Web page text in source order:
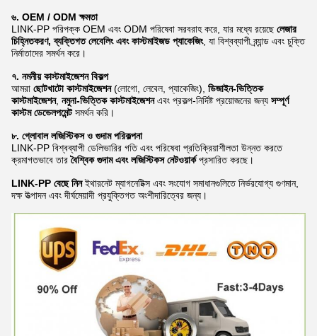
৬. OEM / ODM ক্ষমতা
LINK-PP পরিপক্ক OEM এবং ODM পরিষেবা সরবরাহ করে, যার মধ্যে রয়েছে লেজার
চিহ্নিতকরণ, ব্যক্তিগত লেবেলিং এবং কাস্টমাইজড প্যাকেজিং, যা বিশ্বব্যাপী ব্র্যান্ড এবং চুক্তি
নির্মাতাদের সমর্থন করে।
৭. নমনীয় কাস্টমাইজেশন বিকল্প
আমরা ছোটখাটো কাস্টমাইজেশন(লোগো, লেবেল, প্যাকেজিং), ডিজাইন-ভিত্তিক
কাস্টমাইজেশন, নমুনা-ভিত্তিক কাস্টমাইজেশনএবং প্রকল্প-নির্দিষ্ট প্রয়োজনের জন্য সম্পূর্ণ
কাস্টম ডেভেলপমেন্টসমর্থন করি।
৮. গ্লোবাল লজিস্টিকস ও গুদাম পরিকল্পনা
LINK-PP বিশ্বব্যাপী ডেলিভারির গতি এবং পরিষেবা প্রতিক্রিয়াশীলতা উন্নত করতে
ক্রমাগতভাবে তারবৈশ্বিক গুদাম এবং লজিস্টিকস নেটওয়ার্কপ্রসারিত করছে।
LINK-PP বেছে নিনইথারনেট ম্যাগনেটিক্স এবং সংযোগ সমাধানগুলিতে নির্ভরযোগ্য গুণমান,
দক্ষ উত্পাদন এবং দীর্ঘমেয়াদী প্রযুক্তিগত অংশীদারিত্বের জন্য।